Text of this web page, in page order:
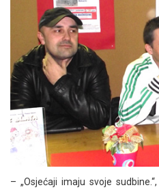
– „Osjećaji imaju svoje